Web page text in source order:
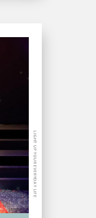
LIGHT UP YOUR EVERYDAY LIFE